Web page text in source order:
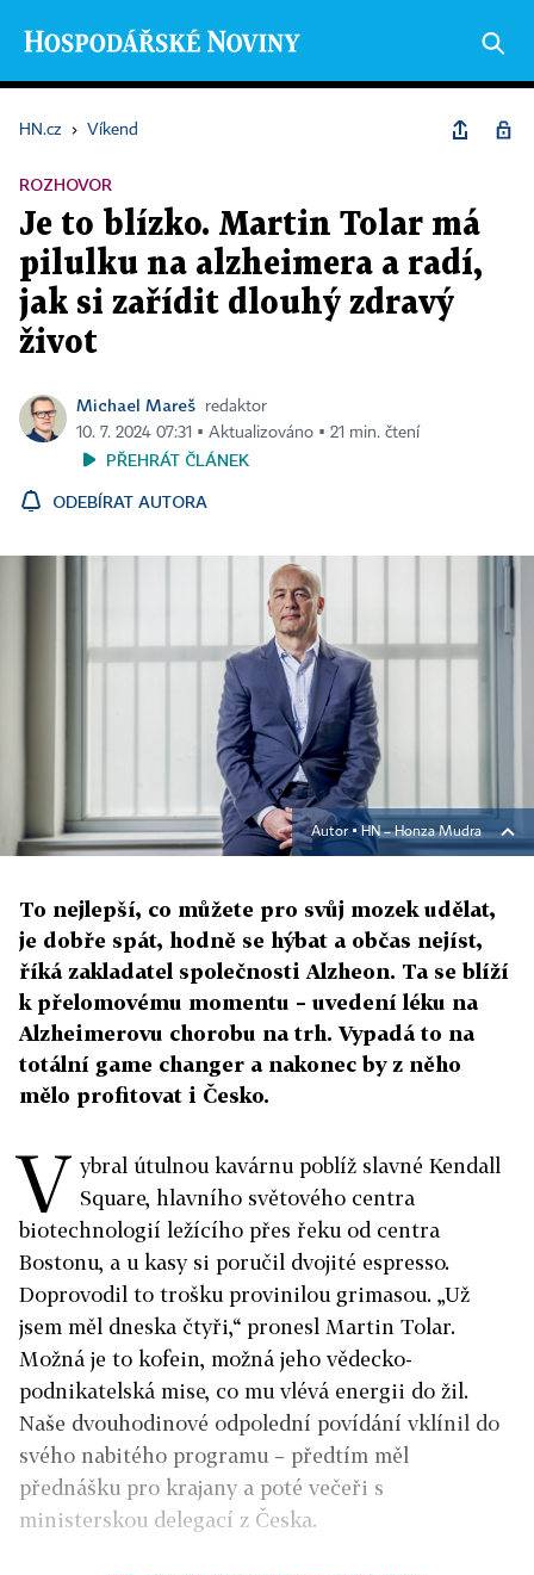
HN.cz › Víkend
ROZHOVOR
Je to blízko. Martin Tolar má
pilulku na alzheimera a radí,
jak si zařídit dlouhý zdravý
život
Michael Mareš
redaktor
10. 7. 2024 07:31 ▪ Aktualizováno ▪ 21 min. čtení
PŘEHRÁT ČLÁNEK
ODEBÍRAT AUTORA
Autor ▪ HN – Honza Mudra
To nejlepší, co můžete pro svůj mozek udělat,
je dobře spát, hodně se hýbat a občas nejíst,
říká zakladatel společnosti Alzheon. Ta se blíží
k přelomovému momentu – uvedení léku na
Alzheimerovu chorobu na trh. Vypadá to na
totální game changer a nakonec by z něho
mělo profitovat i Česko.
V ybral útulnou kavárnu poblíž slavné Kendall
Square, hlavního světového centra
biotechnologií ležícího přes řeku od centra
Bostonu, a u kasy si poručil dvojité espresso.
Doprovodil to trošku provinilou grimasou. „Už
jsem měl dneska čtyři,“ pronesl Martin Tolar.
Možná je to kofein, možná jeho vědecko-
podnikatelská mise, co mu vlévá energii do žil.
Naše dvouhodinové odpolední povídání vklínil do
svého nabitého programu – předtím měl
přednášku pro krajany a poté večeři s
ministerskou delegací z Česka.